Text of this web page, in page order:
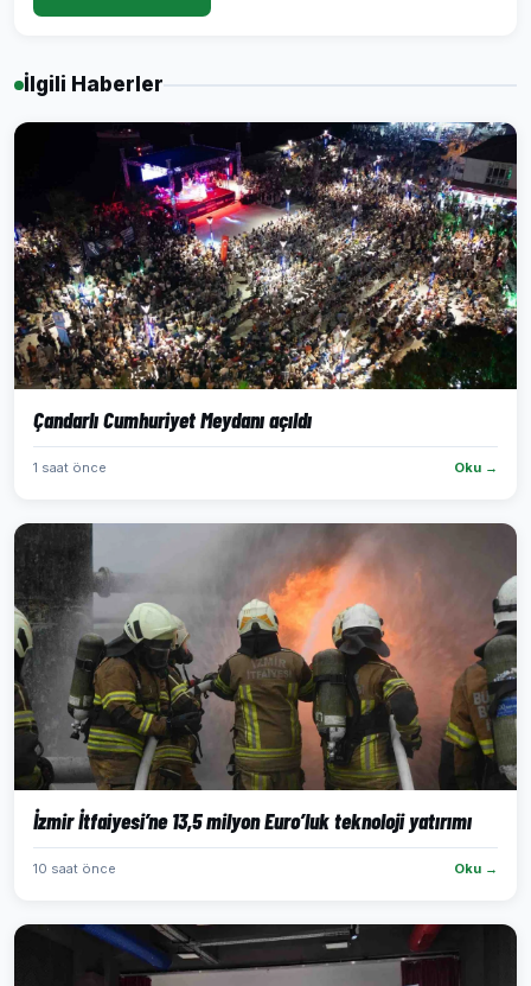
İlgili Haberler
Çandarlı Cumhuriyet Meydanı açıldı
1 saat önce Oku →
İzmir İtfaiyesi’ne 13,5 milyon Euro’luk teknoloji yatırımı
10 saat önce Oku →